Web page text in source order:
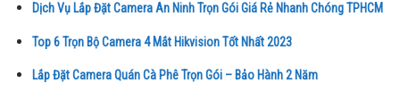
Dịch Vụ Lắp Đặt Camera An Ninh Trọn Gói Giá Rẻ Nhanh Chóng TPHCM
Top 6 Trọn Bộ Camera 4 Mắt Hikvision Tốt Nhất 2023
Lắp Đặt Camera Quán Cà Phê Trọn Gói – Bảo Hành 2 Năm